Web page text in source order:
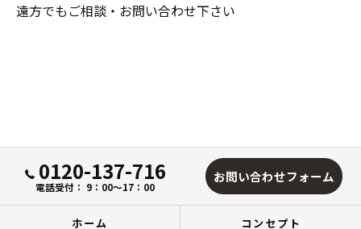
遠方でもご相談・お問い合わせ下さい
0120-137-716
電話受付： 9：00～17：00
お問い合わせフォーム
ホーム コンセプト